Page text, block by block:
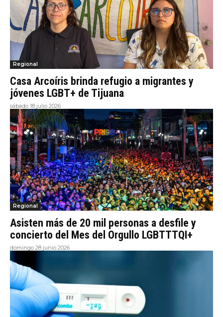
Regional
Casa Arcoíris brinda refugio a migrantes y
jóvenes LGBT+ de Tijuana
sábado 18 julio 2026
Regional
Asisten más de 20 mil personas a desfile y
concierto del Mes del Orgullo LGBTTTQI+
domingo 28 junio 2026